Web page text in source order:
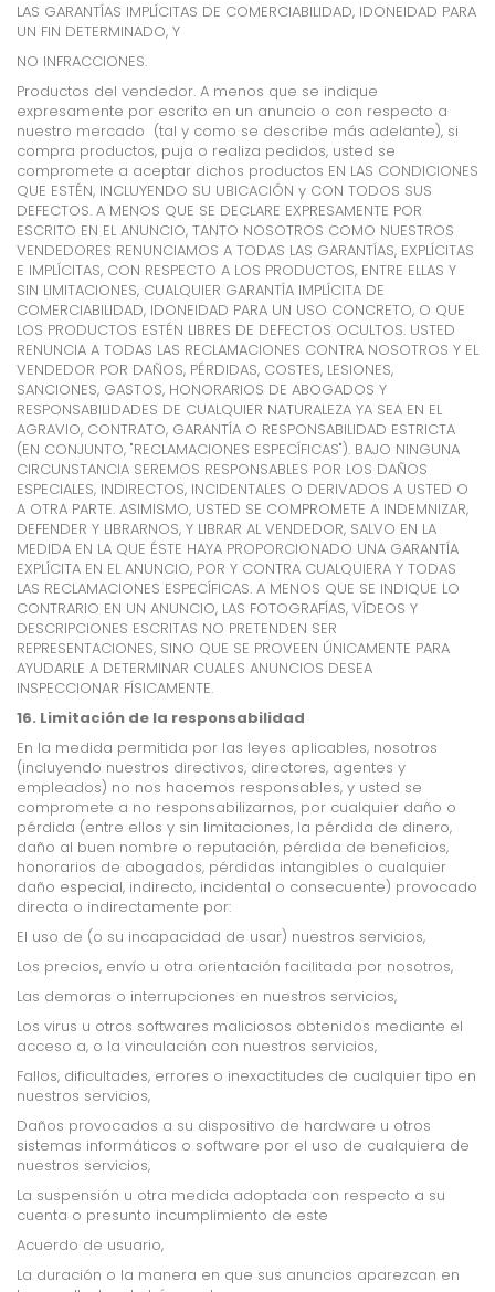
LAS GARANTÍAS IMPLÍCITAS DE COMERCIABILIDAD, IDONEIDAD PARA
UN FIN DETERMINADO, Y
NO INFRACCIONES.
Productos del vendedor. A menos que se indique
expresamente por escrito en un anuncio o con respecto a
nuestro mercado (tal y como se describe más adelante), si
compra productos, puja o realiza pedidos, usted se
compromete a aceptar dichos productos EN LAS CONDICIONES
QUE ESTÉN, INCLUYENDO SU UBICACIÓN y CON TODOS SUS
DEFECTOS. A MENOS QUE SE DECLARE EXPRESAMENTE POR
ESCRITO EN EL ANUNCIO, TANTO NOSOTROS COMO NUESTROS
VENDEDORES RENUNCIAMOS A TODAS LAS GARANTÍAS, EXPLÍCITAS
E IMPLÍCITAS, CON RESPECTO A LOS PRODUCTOS, ENTRE ELLAS Y
SIN LIMITACIONES, CUALQUIER GARANTÍA IMPLÍCITA DE
COMERCIABILIDAD, IDONEIDAD PARA UN USO CONCRETO, O QUE
LOS PRODUCTOS ESTÉN LIBRES DE DEFECTOS OCULTOS. USTED
RENUNCIA A TODAS LAS RECLAMACIONES CONTRA NOSOTROS Y EL
VENDEDOR POR DAÑOS, PÉRDIDAS, COSTES, LESIONES,
SANCIONES, GASTOS, HONORARIOS DE ABOGADOS Y
RESPONSABILIDADES DE CUALQUIER NATURALEZA YA SEA EN EL
AGRAVIO, CONTRATO, GARANTÍA O RESPONSABILIDAD ESTRICTA
(EN CONJUNTO, "RECLAMACIONES ESPECÍFICAS"). BAJO NINGUNA
CIRCUNSTANCIA SEREMOS RESPONSABLES POR LOS DAÑOS
ESPECIALES, INDIRECTOS, INCIDENTALES O DERIVADOS A USTED O
A OTRA PARTE. ASIMISMO, USTED SE COMPROMETE A INDEMNIZAR,
DEFENDER Y LIBRARNOS, Y LIBRAR AL VENDEDOR, SALVO EN LA
MEDIDA EN LA QUE ÉSTE HAYA PROPORCIONADO UNA GARANTÍA
EXPLÍCITA EN EL ANUNCIO, POR Y CONTRA CUALQUIERA Y TODAS
LAS RECLAMACIONES ESPECÍFICAS. A MENOS QUE SE INDIQUE LO
CONTRARIO EN UN ANUNCIO, LAS FOTOGRAFÍAS, VÍDEOS Y
DESCRIPCIONES ESCRITAS NO PRETENDEN SER
REPRESENTACIONES, SINO QUE SE PROVEEN ÚNICAMENTE PARA
AYUDARLE A DETERMINAR CUALES ANUNCIOS DESEA
INSPECCIONAR FÍSICAMENTE.
16. Limitación de la responsabilidad
En la medida permitida por las leyes aplicables, nosotros
(incluyendo nuestros directivos, directores, agentes y
empleados) no nos hacemos responsables, y usted se
compromete a no responsabilizarnos, por cualquier daño o
pérdida (entre ellos y sin limitaciones, la pérdida de dinero,
daño al buen nombre o reputación, pérdida de beneficios,
honorarios de abogados, pérdidas intangibles o cualquier
daño especial, indirecto, incidental o consecuente) provocado
directa o indirectamente por:
El uso de (o su incapacidad de usar) nuestros servicios,
Los precios, envío u otra orientación facilitada por nosotros,
Las demoras o interrupciones en nuestros servicios,
Los virus u otros softwares maliciosos obtenidos mediante el
acceso a, o la vinculación con nuestros servicios,
Fallos, dificultades, errores o inexactitudes de cualquier tipo en
nuestros servicios,
Daños provocados a su dispositivo de hardware u otros
sistemas informáticos o software por el uso de cualquiera de
nuestros servicios,
La suspensión u otra medida adoptada con respecto a su
cuenta o presunto incumplimiento de este
Acuerdo de usuario,
La duración o la manera en que sus anuncios aparezcan en